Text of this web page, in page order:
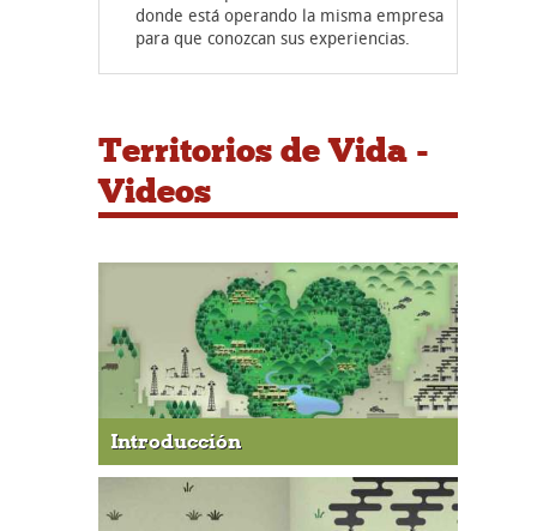
donde está operando la misma empresa
para que conozcan sus experiencias.
Territorios de Vida -
Videos
Introducción